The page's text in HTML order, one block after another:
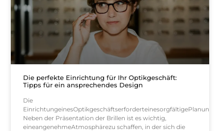
Die perfekte Einrichtung für Ihr Optikgeschäft:
Tipps für ein ansprechendes Design
Die
EinrichtungeinesOptikgeschäftserforderteinesorgfältigePlanung.
Neben der Präsentation der Brillen ist es wichtig,
eineangenehmeAtmosphärezu schaffen, in der sich die